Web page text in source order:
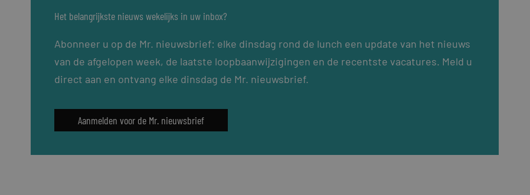
Het belangrijkste nieuws wekelijks in uw inbox?
Abonneer u op de Mr. nieuwsbrief: elke dinsdag rond de lunch een update van het nieuws
van de afgelopen week, de laatste loopbaanwijzigingen en de recentste vacatures. Meld u
direct aan en ontvang elke dinsdag de Mr. nieuwsbrief.
Aanmelden voor de Mr. nieuwsbrief